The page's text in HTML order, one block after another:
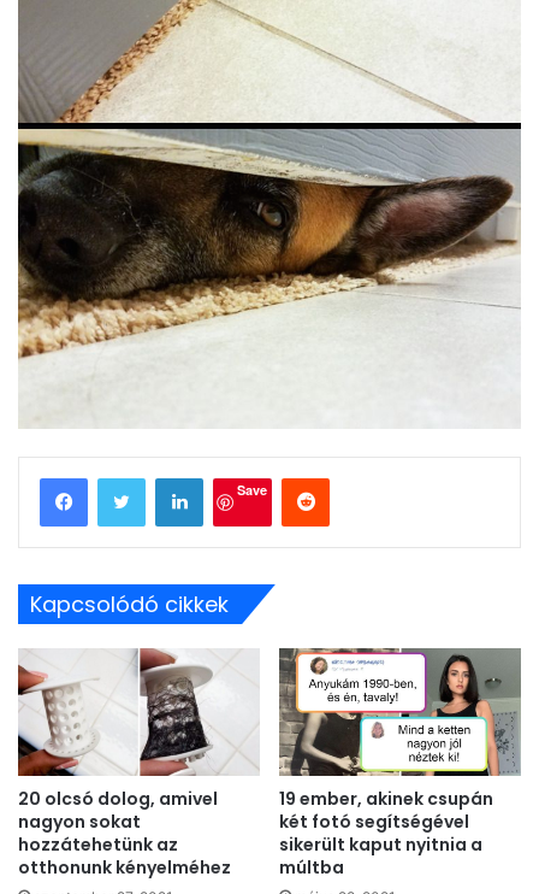
LinkedIn
Save
Reddit
Kapcsolódó cikkek
20 olcsó dolog, amivel
nagyon sokat
hozzátehetünk az
otthonunk kényelméhez
19 ember, akinek csupán
két fotó segítségével
sikerült kaput nyitnia a
múltba